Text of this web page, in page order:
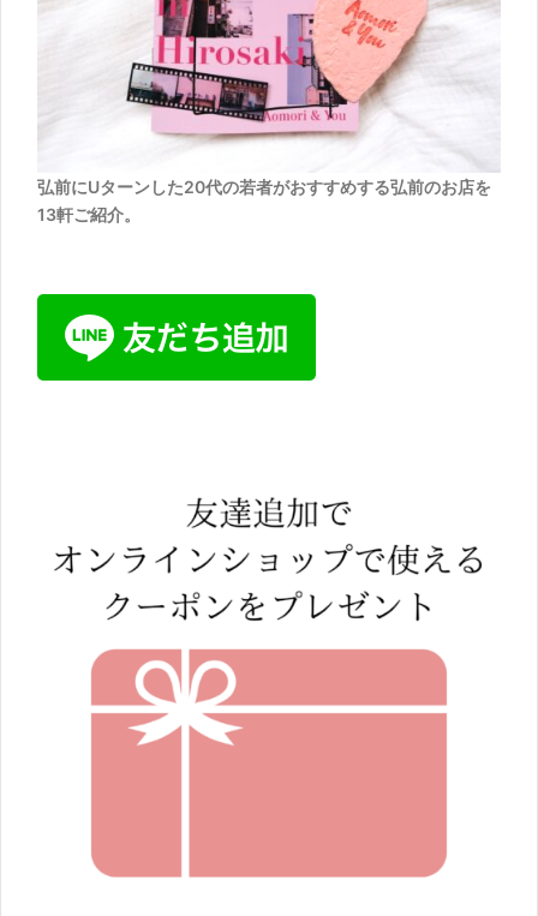
弘前にUターンした20代の若者がおすすめする弘前のお店を
13軒ご紹介。